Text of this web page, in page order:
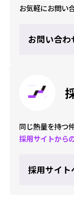
お気軽にお問い
お問い合わ
同じ熱量を持つ
採用サイトから
採用サイト